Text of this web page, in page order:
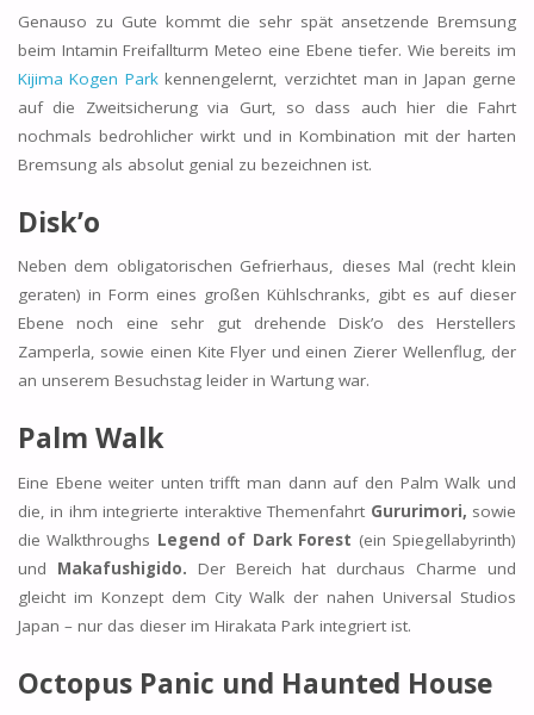
Genauso zu Gute kommt die sehr spät ansetzende Bremsung
beim Intamin Freifallturm Meteo eine Ebene tiefer. Wie bereits im
Kijima Kogen Parkkennengelernt, verzichtet man in Japan gerne
auf die Zweitsicherung via Gurt, so dass auch hier die Fahrt
nochmals bedrohlicher wirkt und in Kombination mit der harten
Bremsung als absolut genial zu bezeichnen ist.
Disk’o
Neben dem obligatorischen Gefrierhaus, dieses Mal (recht klein
geraten) in Form eines großen Kühlschranks, gibt es auf dieser
Ebene noch eine sehr gut drehende Disk’o des Herstellers
Zamperla, sowie einen Kite Flyer und einen Zierer Wellenflug, der
an unserem Besuchstag leider in Wartung war.
Palm Walk
Eine Ebene weiter unten trifft man dann auf den Palm Walk und
die, in ihm integrierte interaktive Themenfahrt Gururimori, sowie
die Walkthroughs Legend of Dark Forest (ein Spiegellabyrinth)
und Makafushigido. Der Bereich hat durchaus Charme und
gleicht im Konzept dem City Walk der nahen Universal Studios
Japan – nur das dieser im Hirakata Park integriert ist.
Octopus Panic und Haunted House